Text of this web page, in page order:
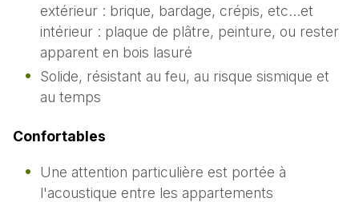
extérieur : brique, bardage, crépis, etc…et
intérieur : plaque de plâtre, peinture, ou rester
apparent en bois lasuré
Solide, résistant au feu, au risque sismique et
au temps
Confortables
Une attention particulière est portée à
l'acoustique entre les appartements